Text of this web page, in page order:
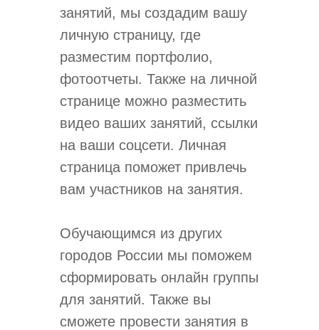
занятий, мы создадим вашу
личную страницу, где
разместим портфолио,
фотоотчеты. Также на личной
странице можно разместить
видео ваших занятий, ссылки
на ваши соцсети. Личная
страница поможет привлечь
вам участников на занятия.
Обучающимся из других
городов России мы поможем
сформировать онлайн группы
для занятий. Также вы
сможете провести занятия в